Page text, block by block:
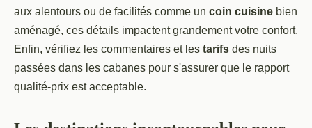
aux alentours ou de facilités comme un coin cuisine bien
aménagé, ces détails impactent grandement votre confort.
Enfin, vérifiez les commentaires et les tarifs des nuits
passées dans les cabanes pour s'assurer que le rapport
qualité-prix est acceptable.